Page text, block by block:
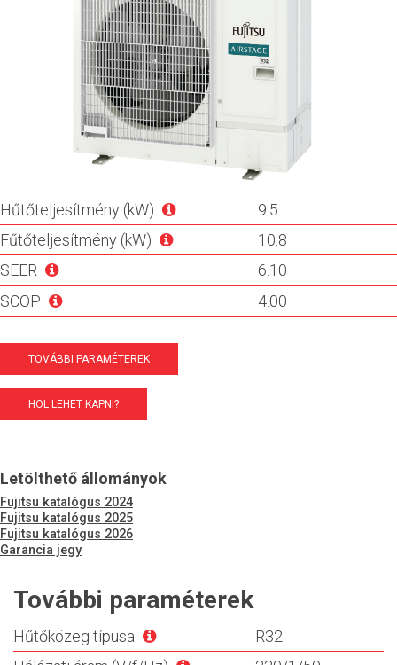
Hűtőteljesítmény (kW)
9.5
Fűtőteljesítmény (kW)
10.8
SEER
6.10
SCOP
4.00
TOVÁBBI PARAMÉTEREK
HOL LEHET KAPNI?
Letölthető állományok
Fujitsu katalógus 2024
Fujitsu katalógus 2025
Fujitsu katalógus 2026
Garancia jegy
További paraméterek
Hűtőközeg típusa
R32